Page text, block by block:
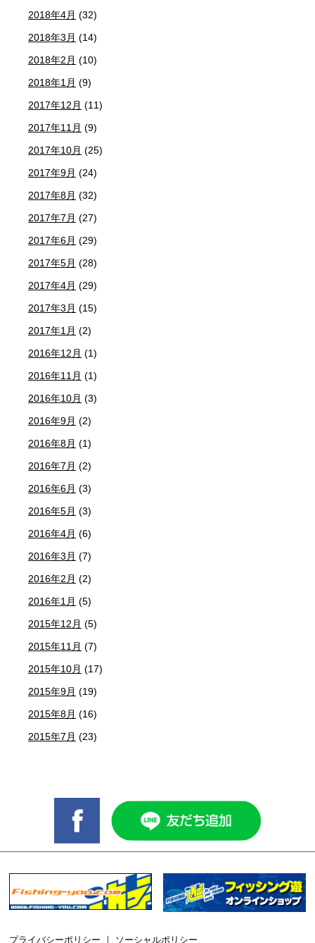
2018年4月 (32)
2018年3月 (14)
2018年2月 (10)
2018年1月 (9)
2017年12月 (11)
2017年11月 (9)
2017年10月 (25)
2017年9月 (24)
2017年8月 (32)
2017年7月 (27)
2017年6月 (29)
2017年5月 (28)
2017年4月 (29)
2017年3月 (15)
2017年1月 (2)
2016年12月 (1)
2016年11月 (1)
2016年10月 (3)
2016年9月 (2)
2016年8月 (1)
2016年7月 (2)
2016年6月 (3)
2016年5月 (3)
2016年4月 (6)
2016年3月 (7)
2016年2月 (2)
2016年1月 (5)
2015年12月 (5)
2015年11月 (7)
2015年10月 (17)
2015年9月 (19)
2015年8月 (16)
2015年7月 (23)
プライバシーポリシー ｜ ソーシャルポリシー